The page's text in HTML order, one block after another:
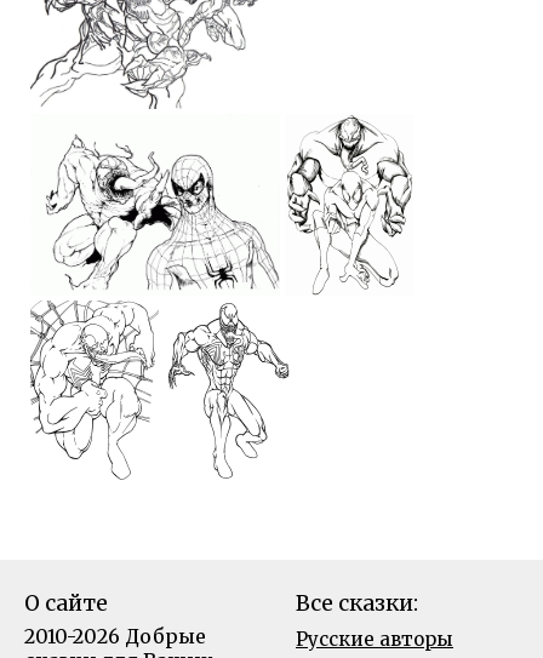
О сайте
2010-2026 Добрые
Все сказки:
Русские авторы